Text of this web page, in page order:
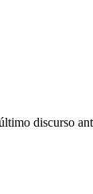
discurso